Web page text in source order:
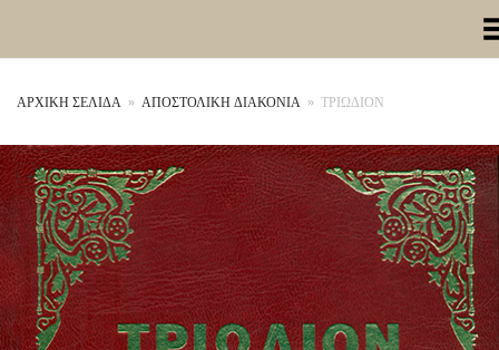
Toggle
ΑΡΧΙΚΉ ΣΕΛΊΔΑ » ΑΠΟΣΤΟΛΙΚΗ ΔΙΑΚΟΝΙΑ » ΤΡΙΩΔΙΟΝ
+